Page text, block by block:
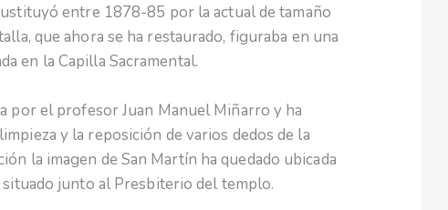
entre 1878-85 por la actual de tamaño
que ahora se ha restaurado, figuraba en una
en la Capilla Sacramental.
por el profesor Juan Manuel Miñarro y ha
y la reposición de varios dedos de la
la imagen de San Martín ha quedado ubicada
junto al Presbiterio del templo.